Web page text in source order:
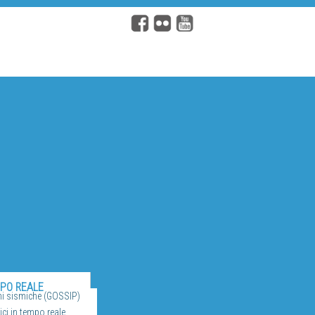
REALE
sismiche (GOSSIP)
in tempo reale